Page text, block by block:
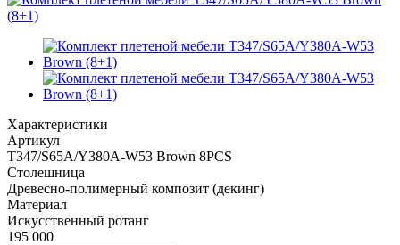
Характеристики
Артикул
T347/S65A/Y380A-W53 Brown 8PCS
Столешница
Древесно-полимерный композит (декинг)
Материал
Искусственный ротанг
195 000